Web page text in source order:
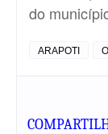
do
ARAPOTI